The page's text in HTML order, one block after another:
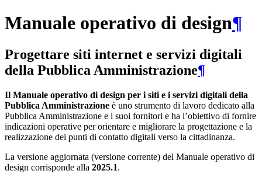
Manuale operativo di design¶
Progettare siti internet e servizi digitali
della Pubblica Amministrazione¶
Il Manuale operativo di design per i siti e i servizi digitali della
Pubblica Amministrazione è uno strumento di lavoro dedicato alla
Pubblica Amministrazione e i suoi fornitori e ha l’obiettivo di fornire
indicazioni operative per orientare e migliorare la progettazione e la
realizzazione dei punti di contatto digitali verso la cittadinanza.
La versione aggiornata (versione corrente) del Manuale operativo di
design corrisponde alla 2025.1.